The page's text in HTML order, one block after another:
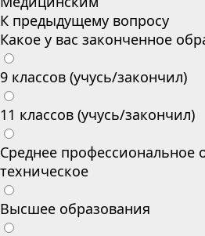
К предыдущему вопросу
Какое у вас законченное
9 классов (учусь/закончил)
11 классов (учусь/закончил)
Среднее профессиональное
техническое
Высшее образования